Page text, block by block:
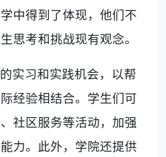
中得到了体现，他们不
思考和挑战现有观念。
实习和实践机会，以帮
经验相结合。学生们可
社区服务等活动，加强
力。此外，学院还提供